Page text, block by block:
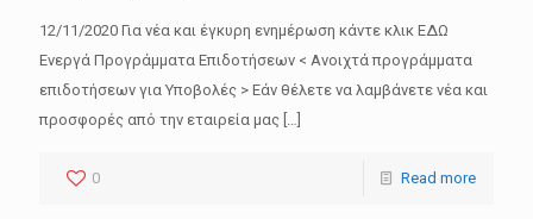
12/11/2020 Για νέα και έγκυρη ενημέρωση κάντε κλικ ΕΔΩ
Ενεργά Προγράμματα Επιδοτήσεων < Ανοιχτά προγράμματα
επιδοτήσεων για Υποβολές > Εάν θέλετε να λαμβάνετε νέα και
προσφορές από την εταιρεία μας […]
0 Read more